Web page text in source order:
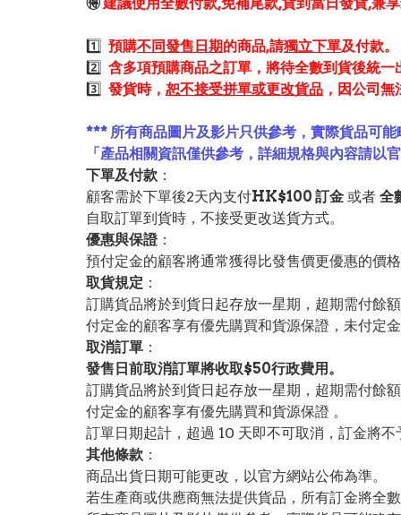
1️⃣ 預購不同發售日期的商品,請獨立下單及付款。
2️⃣ 含多項預購商品之訂單，將待全數到貨後統一
3️⃣ 發貨時， 恕不接受拼單或更改貨品 ，因公司
*** 所有商品圖片及影片只供參考，實際貨品可
「產品相關資訊僅供參考，詳細規格與內容請以
下單及付款 ：
顧客需於下單後2天內支付HK$100 訂金 或者 全
自取訂單到貨時，不接受更改送貨方式。
優惠與保證：
預付定金的顧客將通常獲得比發售價更優惠的價
取貨規定 ：
訂購貨品將於到貨日起存放一星期，超期需付餘
付定金的顧客享有優先購買和貨源保證，未付定
取消訂單 ：
發售日前取消訂單將收取$50行政費用。
訂購貨品將於到貨日起存放一星期，超期需付餘
付定金的顧客享有優先購買和貨源保證 。
訂單日期起計，超過 10 天即不可取消，訂金將不
其他條款 ：
商品出貨日期可能更改，以官方網站公佈為準。
若生產商或供應商無法提供貨品，所有訂金將全